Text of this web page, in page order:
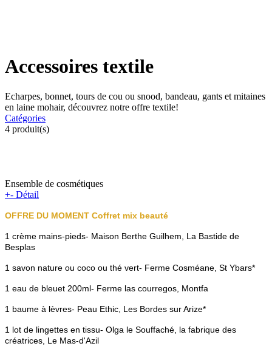
Accessoires textile
Echarpes, bonnet, tours de cou ou snood, bandeau, gants et mitaines
en laine mohair, découvrez notre offre textile!
Catégories
4 produit(s)
Ensemble de cosmétiques
+- Détail
OFFRE DU MOMENT Coffret mix beauté
1 crème mains-pieds- Maison Berthe Guilhem, La Bastide de
Besplas
1 savon nature ou coco ou thé vert- Ferme Cosméane, St Ybars*
1 eau de bleuet 200ml- Ferme las courregos, Montfa
1 baume à lèvres- Peau Ethic, Les Bordes sur Arize*
1 lot de lingettes en tissu- Olga le Souffaché, la fabrique des
créatrices, Le Mas-d'Azil